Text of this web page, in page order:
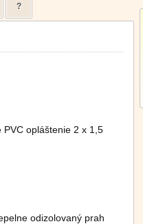
?
opláštenie 2 x 1,5
odizolovaný prah